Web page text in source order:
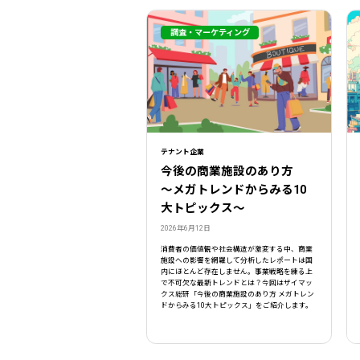
テナント企業
今後の商業施設のあり方
〜メガトレンドからみる10
大トピックス〜
2026年6月12日
消費者の価値観や社会構造が激変する中、商業
施設への影響を網羅して分析したレポートは国
内にほとんど存在しません。事業戦略を練る上
で不可欠な最新トレンドとは？今回はザイマッ
クス総研「今後の商業施設のあり方 メガトレン
ドからみる10大トピックス」をご紹介します。
調査・マーケティング